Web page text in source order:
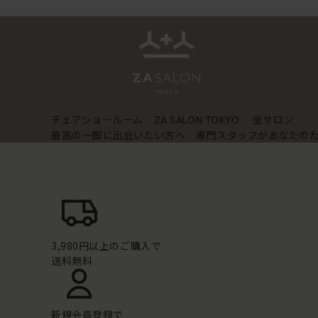
チェアショールーム ZA SALON TOKYO
坐サロン
最高の一脚に出会いたい方へ 専門スタッフがあなたの
3,980円以上のご購入で
送料無料
新規会員登録で